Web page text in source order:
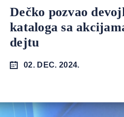
Dečko pozvao
kataloga sa
dejtu
02. DEC. 2024.